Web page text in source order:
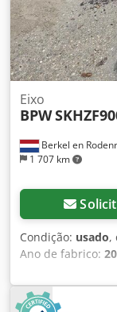
Berkel en
1 707 km
Eixo
BPW
Condição: usado,
Ano de fabrico:
Temos em
conosco se não
Ad Rsf